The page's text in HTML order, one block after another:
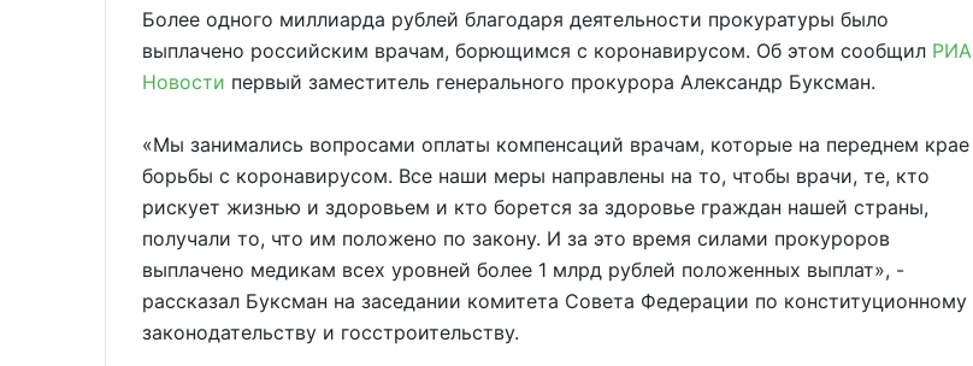
Более одного миллиарда рублей благодаря деятельности прокуратуры было
выплачено российским врачам, борющимся с коронавирусом. Об этом сообщил РИА
Новости первый заместитель генерального прокурора Александр Буксман.
«Мы занимались вопросами оплаты компенсаций врачам, которые на переднем крае
борьбы с коронавирусом. Все наши меры направлены на то, чтобы врачи, те, кто
рискует жизнью и здоровьем и кто борется за здоровье граждан нашей страны,
получали то, что им положено по закону. И за это время силами прокуроров
выплачено медикам всех уровней более 1 млрд рублей положенных выплат», -
рассказал Буксман на заседании комитета Совета Федерации по конституционному
законодательству и госстроительству.